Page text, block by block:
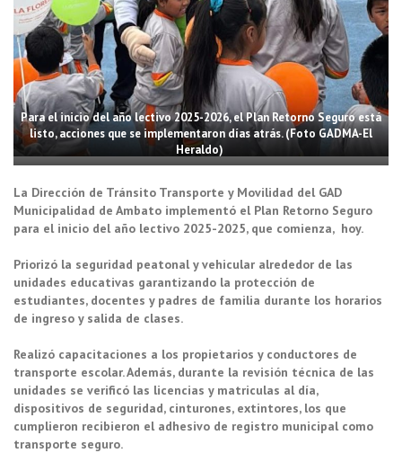
Para el inicio del año lectivo 2025-2026, el Plan Retorno Seguro está
listo, acciones que se implementaron días atrás. (Foto GADMA-El
Heraldo)
La Dirección de Tránsito Transporte y Movilidad del GAD
Municipalidad de Ambato implementó el Plan Retorno Seguro
para el inicio del año lectivo 2025-2025, que comienza, hoy.
Priorizó la seguridad peatonal y vehicular alrededor de las
unidades educativas garantizando la protección de
estudiantes, docentes y padres de familia durante los horarios
de ingreso y salida de clases.
Realizó capacitaciones a los propietarios y conductores de
transporte escolar. Además, durante la revisión técnica de las
unidades se verificó las licencias y matriculas al día,
dispositivos de seguridad, cinturones, extintores, los que
cumplieron recibieron el adhesivo de registro municipal como
transporte seguro.